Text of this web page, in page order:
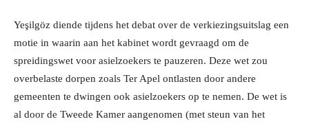
Yeşilgöz diende tijdens het debat over de verkiezingsuitslag een
motie in waarin aan het kabinet wordt gevraagd om de
spreidingswet voor asielzoekers te pauzeren. Deze wet zou
overbelaste dorpen zoals Ter Apel ontlasten door andere
gemeenten te dwingen ook asielzoekers op te nemen. De wet is
al door de Tweede Kamer aangenomen (met steun van het